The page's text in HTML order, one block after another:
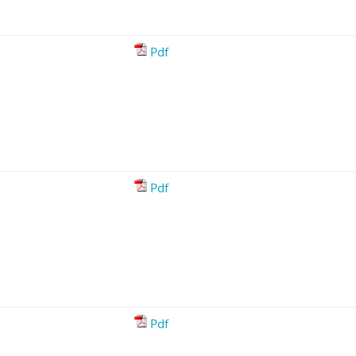
Pdf
Pdf
Pdf